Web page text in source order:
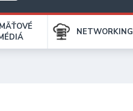
NETWORKING